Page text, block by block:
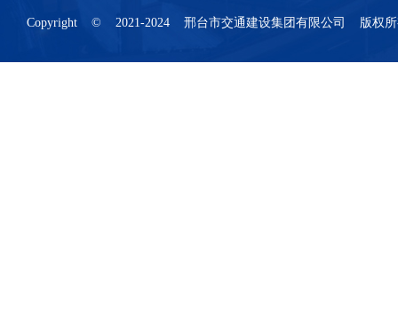
Copyright © 2021-2024 邢台市交通建设集团有限公司 版权